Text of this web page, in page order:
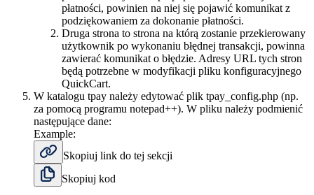
płatności, powinien na niej się pojawić komunikat z
podziękowaniem za dokonanie płatności.
Druga strona to strona na którą zostanie przekierowany
użytkownik po wykonaniu błędnej transakcji, powinna
zawierać komunikat o błędzie. Adresy URL tych stron
będą potrzebne w modyfikacji pliku konfiguracyjnego
QuickCart.
W katalogu tpay należy edytować plik tpay_config.php (np.
za pomocą programu notepad++). W pliku należy podmienić
następujące dane:
Example:
Skopiuj link do tej sekcji
Skopiuj kod